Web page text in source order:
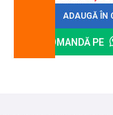
ADAUGĂ ÎN
COMANDĂ PE